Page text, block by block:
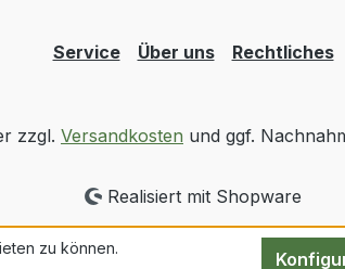
Service Über uns Rechtliches
zzgl. Versandkosten und ggf.
Realisiert mit Shopware
zu können.